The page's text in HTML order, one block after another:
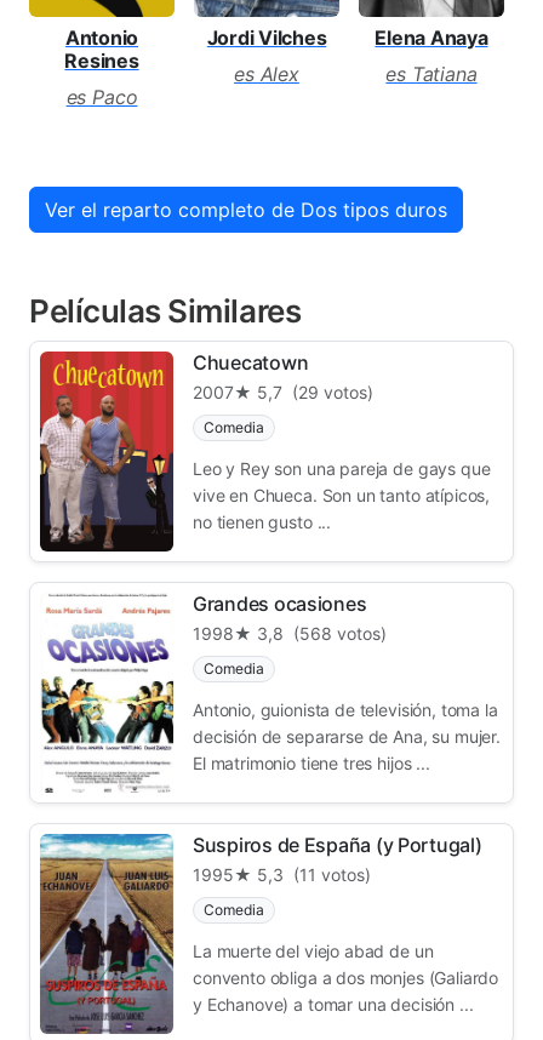
Antonio
Resines
es Paco
Jordi Vilches
es Alex
Elena Anaya
es Tatiana
Ver el reparto completo de Dos tipos duros
Películas Similares
Chuecatown
2007★ 5,7 (29 votos)
Comedia
Leo y Rey son una pareja de gays que
vive en Chueca. Son un tanto atípicos,
no tienen gusto ...
Grandes ocasiones
1998★ 3,8 (568 votos)
Comedia
Antonio, guionista de televisión, toma la
decisión de separarse de Ana, su mujer.
El matrimonio tiene tres hijos ...
Suspiros de España (y Portugal)
1995★ 5,3 (11 votos)
Comedia
La muerte del viejo abad de un
convento obliga a dos monjes (Galiardo
y Echanove) a tomar una decisión ...